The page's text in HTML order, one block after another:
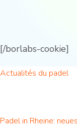
[/borlabs-cookie]
Actualités du padel